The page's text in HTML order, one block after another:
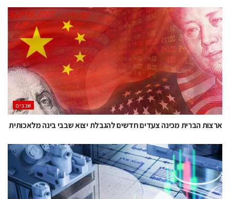
‫שבבים‬
ארצות הברית מכינה צעדים חדשים להגבלת יצוא שבבי בינה מלאכותית